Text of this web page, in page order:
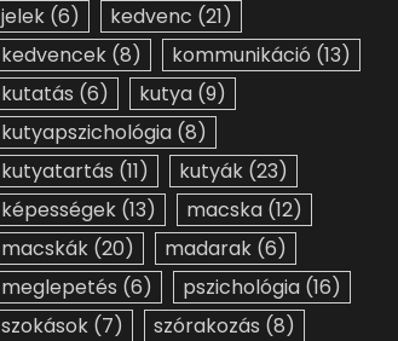
jelek (6) kedvenc (21)
kedvencek (8) kommunikáció (13)
kutatás (6) kutya (9)
kutyapszichológia (8)
kutyatartás (11) kutyák (23)
képességek (13) macska (12)
macskák (20) madarak (6)
meglepetés (6) pszichológia (16)
szokások (7) szórakozás (8)